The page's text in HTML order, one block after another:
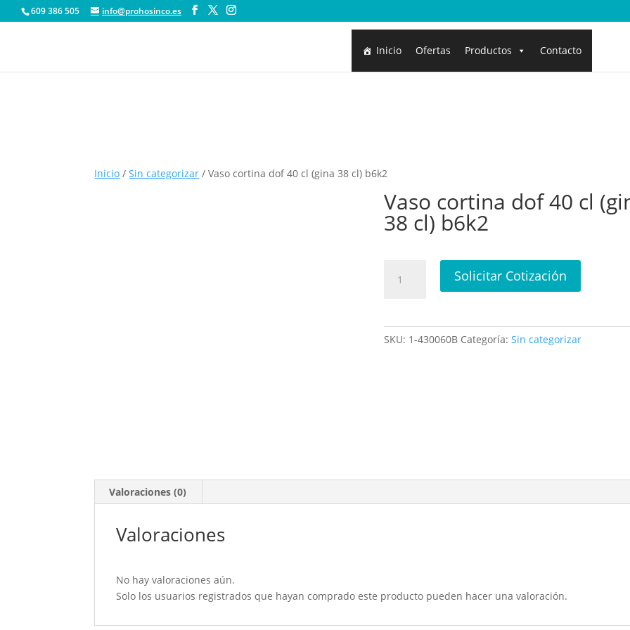
609 386 505 info@prohosinco.es
Inicio Ofertas Productos Contacto
Inicio /Sin categorizar / Vaso cortina dof 40 cl (gina 38 cl) b6k2
Vaso cortina dof 40 cl
38 cl) b6k2
cortina
Solicitar Cotización
SKU: 1-430060B Categoría:Sin categorizar
Valoraciones (0)
Valoraciones
No hay valoraciones aún.
Solo los usuarios registrados que hayan comprado este producto pueden hacer una valoración.